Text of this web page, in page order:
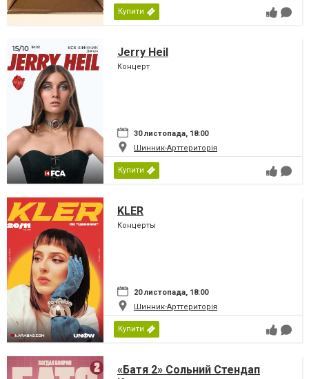
Купити
Jerry Heil
Концерт
30 листопада, 18:00
Шинник-Арттериторія
Купити
KLER
Концерты
20 листопада, 18:00
Шинник-Арттериторія
Купити
«Батя 2» Сольний Стендап